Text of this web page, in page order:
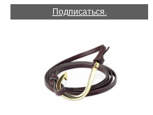
Подписаться.